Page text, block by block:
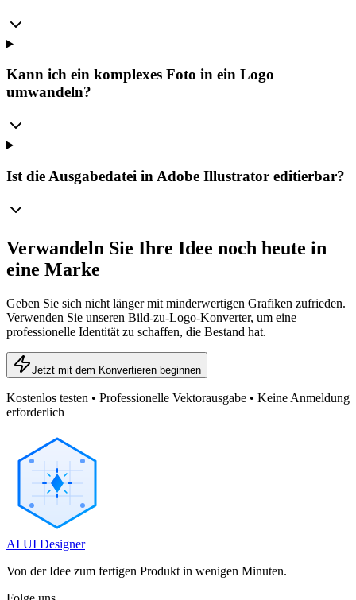
Kann ich ein komplexes Foto in ein Logo
umwandeln?
Ist die Ausgabedatei in Adobe Illustrator editierbar?
Verwandeln Sie Ihre Idee noch heute in
eine Marke
Geben Sie sich nicht länger mit minderwertigen Grafiken zufrieden.
Verwenden Sie unseren Bild-zu-Logo-Konverter, um eine
professionelle Identität zu schaffen, die Bestand hat.
Jetzt mit dem Konvertieren beginnen
Kostenlos testen • Professionelle Vektorausgabe • Keine Anmeldung
erforderlich
AI UI Designer
Von der Idee zum fertigen Produkt in wenigen Minuten.